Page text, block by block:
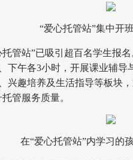
“爱心托管站”集中开班
站”已吸引超百名学生报名
下午各3小时，开展课业辅
兴趣培养及生活指导等板块
管服务质量。
在“爱心托管站”内学习的孩